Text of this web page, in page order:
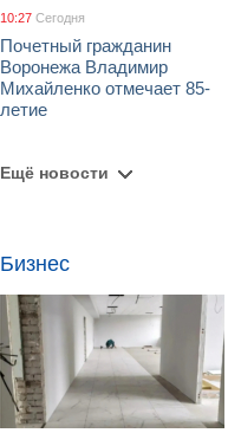
10:27 Сегодня
Почетный гражданин
Воронежа Владимир
Михайленко отмечает 85-
летие
Ещё новости
Бизнес